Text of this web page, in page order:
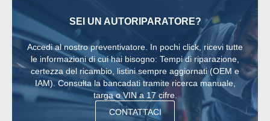
SEI UN AUTORIPARATORE?
Accedi al nostro preventivatore. In pochi click, ricevi tutte
le informazioni di cui hai bisogno: Tempi di riparazione,
certezza del ricambio, listini sempre aggiornati (OEM e
IAM). Consulta la bancadati tramite ricerca manuale,
targa o VIN a 17 cifre.
CONTATTACI